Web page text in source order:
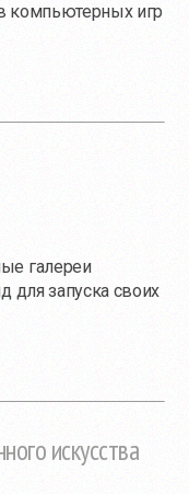
компьютерных игр
галереи
для запуска своих
искусства